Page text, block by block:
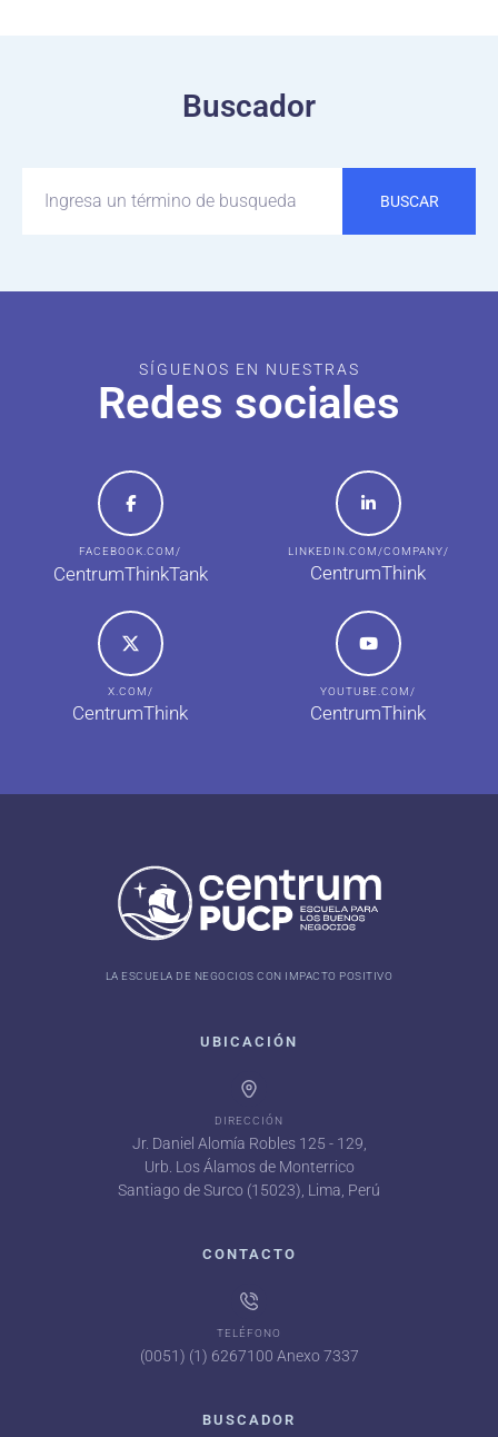
Buscador
BUSCAR
SÍGUENOS EN NUESTRAS
Redes sociales
FACEBOOK.COM/
CentrumThinkTank
LINKEDIN.COM/COMPANY/
CentrumThink
X.COM/
CentrumThink
YOUTUBE.COM/
CentrumThink
LA ESCUELA DE NEGOCIOS CON IMPACTO POSITIVO
UBICACIÓN
DIRECCIÓN
Jr. Daniel Alomía Robles 125 - 129,
Urb. Los Álamos de Monterrico
Santiago de Surco (15023), Lima, Perú
CONTACTO
TELÉFONO
(0051) (1) 6267100 Anexo 7337
BUSCADOR